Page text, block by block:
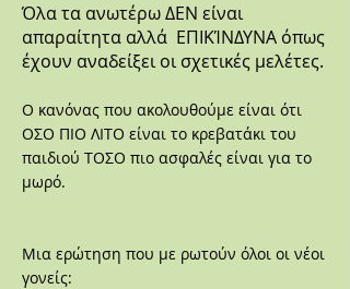
Όλα τα ανωτέρω ΔΕΝ είναι
απαραίτητα αλλά ΕΠΙΚΊΝΔΥΝΑ όπως
έχουν αναδείξει οι σχετικές μελέτες.
Ο κανόνας που ακολουθούμε είναι ότι
ΟΣΟ ΠΙΟ ΛΙΤΟ είναι το κρεβατάκι του
παιδιού ΤΟΣΟ πιο ασφαλές είναι για το
μωρό.
Μια ερώτηση που με ρωτούν όλοι οι νέοι
γονείς: